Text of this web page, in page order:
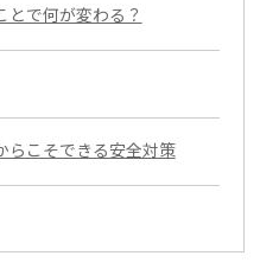
とで何が変わる？
こそできる安全対策